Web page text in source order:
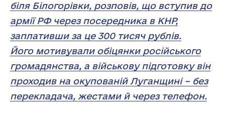
біля Білогорівки, розповів, що вступив до
армії РФ через посередника в КНР,
заплативши за це 300 тисяч рублів.
Його мотивували обіцянки російського
громадянства, а військову підготовку він
проходив на окупованій Луганщині – без
перекладача, жестами й через телефон.